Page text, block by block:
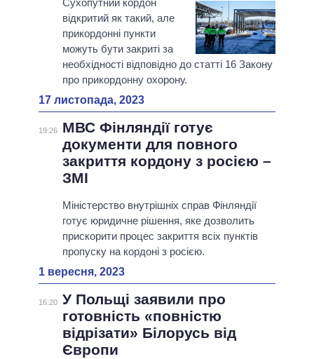
Сухопутний кордон
відкритий як такий, але
прикордонні пункти
можуть бути закриті за
необхідності відповідно до статті 16 Закону
про прикордонну охорону.
17 листопада, 2023
19:26
МВС Фінляндії готує
документи для повного
закриття кордону з росією –
ЗМІ
Міністерство внутрішніх справ Фінляндії
готує юридичне рішення, яке дозволить
прискорити процес закриття всіх пунктів
пропуску на кордоні з росією.
1 вересня, 2023
16:20 У Польщі заявили про
готовність «повністю
відрізати» Білорусь від
Європи